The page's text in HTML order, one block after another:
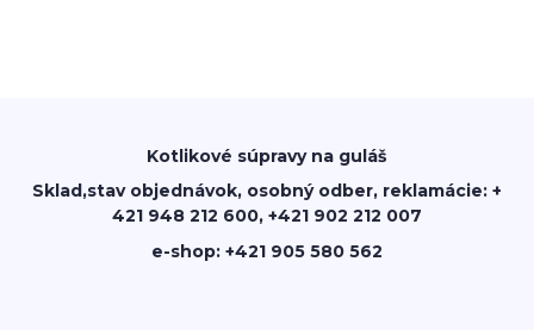
Kotlikové súpravy na guláš
Sklad,stav objednávok, osobný odber, reklamácie: +
421 948 212 600, +421 902 212 007
e-shop: +421 905 580 562